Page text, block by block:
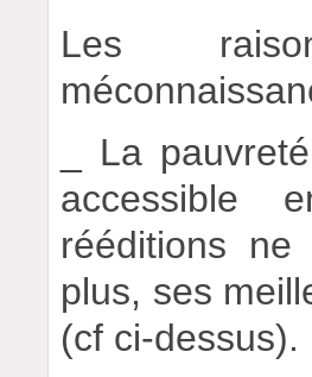
Les
_ La
accessible
rééditions
plus, ses
(cf ci-dessus).